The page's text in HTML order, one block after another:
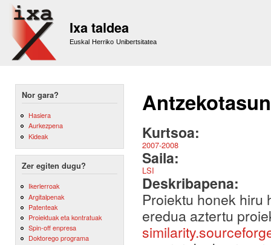
Ixa taldea
Euskal Herriko Unibertsitatea
Nor gara?
Hasiera
Aurkezpena
Kideak
Zer egiten dugu?
Ikerlerroak
Argitalpenak
Patenteak
Proiektuak eta kontratuak
Spin-off enpresa
Doktorego programa
Kurtsoa:
2007-2008
Saila:
LSI
Deskribapena:
Proiektu honek hiru
eredua aztertu